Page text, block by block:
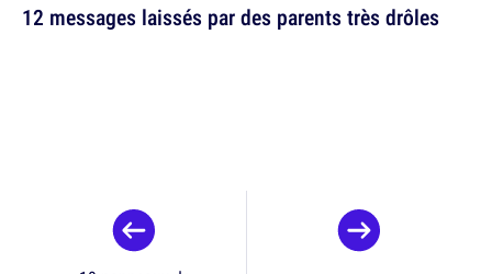
12 messages laissés par des parents très drôles